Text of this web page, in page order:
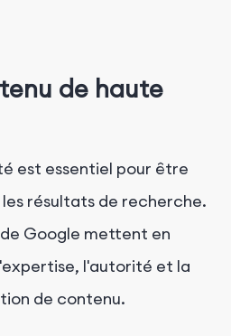
de haute
est essentiel pour être
résultats de recherche.
Google mettent en
l'autorité et la
de contenu.